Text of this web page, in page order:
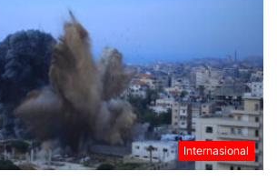
Internasional